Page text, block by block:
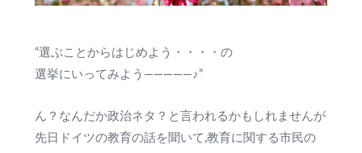
“選ぶことからはじめよう・・・・の
選挙にいってみよう―――――♪”
ん？なんだか政治ネタ？と言われるかもしれませんが
先日ドイツの教育の話を聞いて,教育に関する市民の